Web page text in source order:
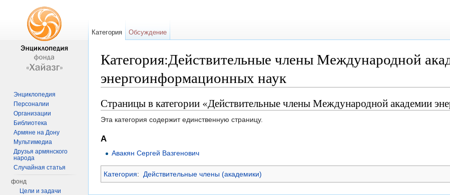
Категория:Действительные члены Международной
энергоинформационных наук
Страницы в категории «Действительные члены Международной академии
Эта категория содержит единственную страницу.
А
Авакян Сергей Вазгенович
Категория: Действительные члены (академики)
Категория Обсуждение
Энциклопедия
Персоналии
Организации
Библиотека
Армяне на Дону
Мультимедиа
Друзья армянского
народа
Случайная статья
фонд
Цели и задачи